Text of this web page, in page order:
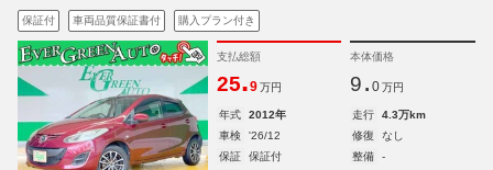
保証付 車両品質保証書付 購入プラン付き
支払総額
25.9 万円
本体価格
9. 0 万円
年式 2012年 走行
4.3万km
車検
'26/12 修復
なし
保証
保証付 整備
-